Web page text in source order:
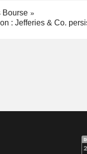
Bourse
: Jefferies & Co.